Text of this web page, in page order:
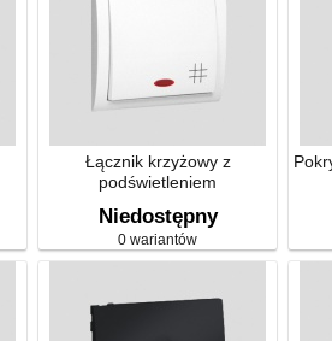
Łącznik krzyżowy z
podświetleniem
Niedostępny
0 wariantów